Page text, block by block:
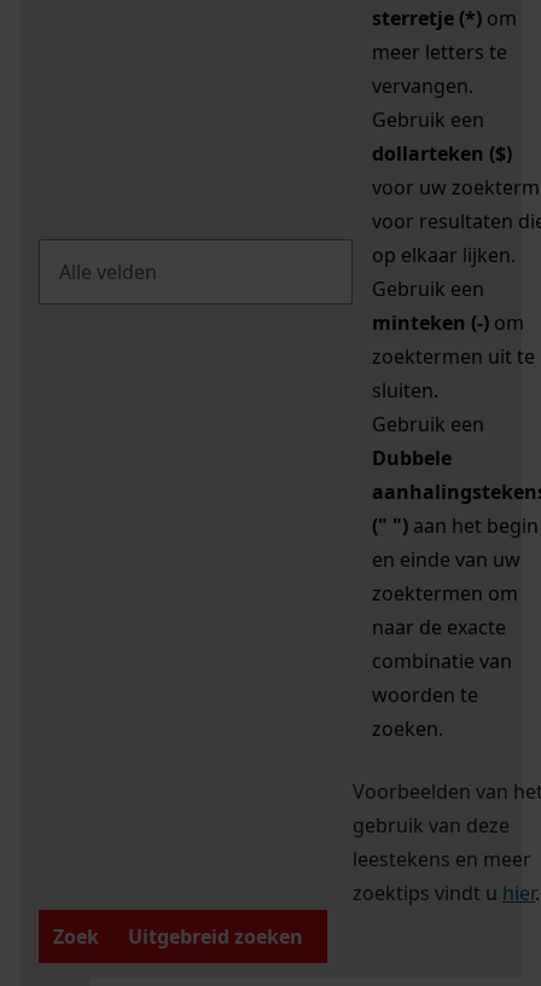
sterretje (*) om
meer letters te
vervangen.
Gebruik een
dollarteken ($)
voor uw zoekterm
voor resultaten
op elkaar lijken.
Gebruik een
minteken (-) om
zoektermen uit te
sluiten.
Gebruik een
Dubbele
(" ") aan het begin
en einde van uw
zoektermen om
naar de exacte
combinatie van
woorden te
zoeken.
Voorbeelden van
gebruik van deze
leestekens en meer
zoektips vindt u hier.
Zoek
Uitgebreid zoeken